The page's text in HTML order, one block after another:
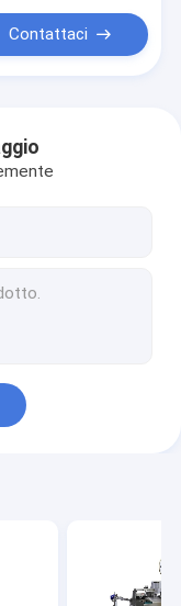
Contattaci